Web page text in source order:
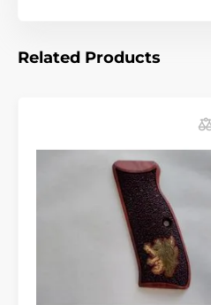
- Tvarováno z moderního
- poskytuje roky spolehlivé
- Barvy: černá, OD Green,
růžová, Aqua, red lava,...
Related Products